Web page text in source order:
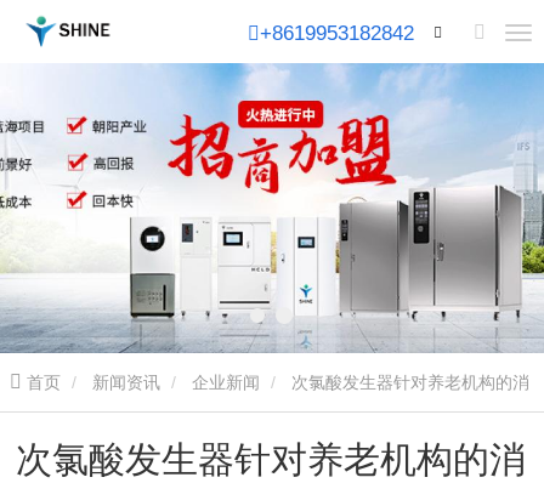
+8619953182842
首页 新闻资讯 企业新闻
杀应用
次氯酸发生器针对养老机构的消